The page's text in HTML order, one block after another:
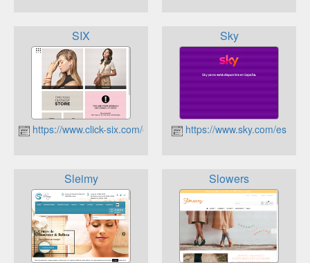
SIX
https://www.click-six.com/es/
Sky
https://www.sky.com/es
Sleimy Slowers